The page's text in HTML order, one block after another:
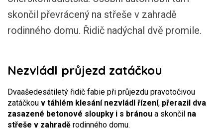
skončil převrácený na střeše v zahradě
rodinného domu. Řidič nadýchal dvě promile.
Nezvládl průjezd zatáčkou
Dvaašedesátiletý řidič fabie při průjezdu pravotočivou
zatáčkou v táhlém klesání nezvládl řízení, přerazil dva
zasazené betonové sloupky i s bránou a skončil na
střeše v zahradě rodinného domu.